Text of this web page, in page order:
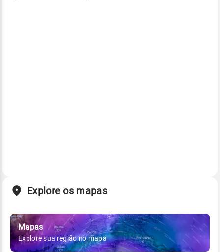
Explore os mapas
Mapas
Explore sua região no mapa